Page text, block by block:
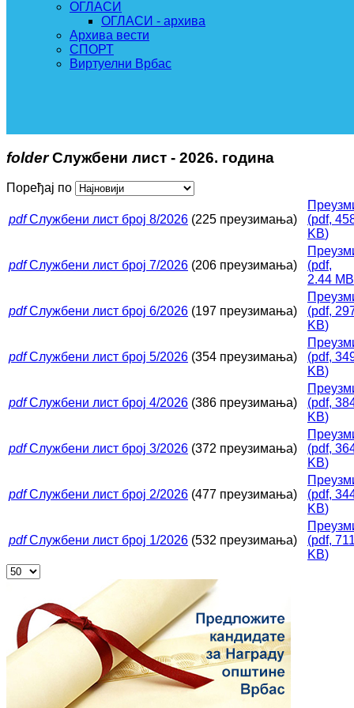
ОГЛАСИ
ОГЛАСИ - архива
Архива вести
СПОРТ
Виртуелни Врбас
folder Службени лист - 2026. година
Поређај по
pdf Службени лист број 8/2026 (225 преузимања)
(pdf,
KB)
pdf Службени лист број 7/2026 (206 преузимања)
(pdf,
2.44 MB
pdf Службени лист број 6/2026 (197 преузимања)
(pdf,
KB)
pdf Службени лист број 5/2026 (354 преузимања)
(pdf,
KB)
pdf Службени лист број 4/2026 (386 преузимања)
(pdf,
KB)
pdf Службени лист број 3/2026 (372 преузимања)
(pdf,
KB)
pdf Службени лист број 2/2026 (477 преузимања)
(pdf,
KB)
pdf Службени лист број 1/2026 (532 преузимања)
(pdf,
KB)